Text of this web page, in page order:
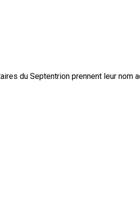
du Septentrion prennent leur nom